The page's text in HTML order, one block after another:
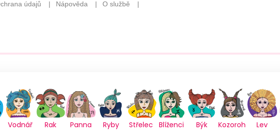
Vodnář Rak Panna Ryby Střelec Blíženci Býk Kozoroh Lev